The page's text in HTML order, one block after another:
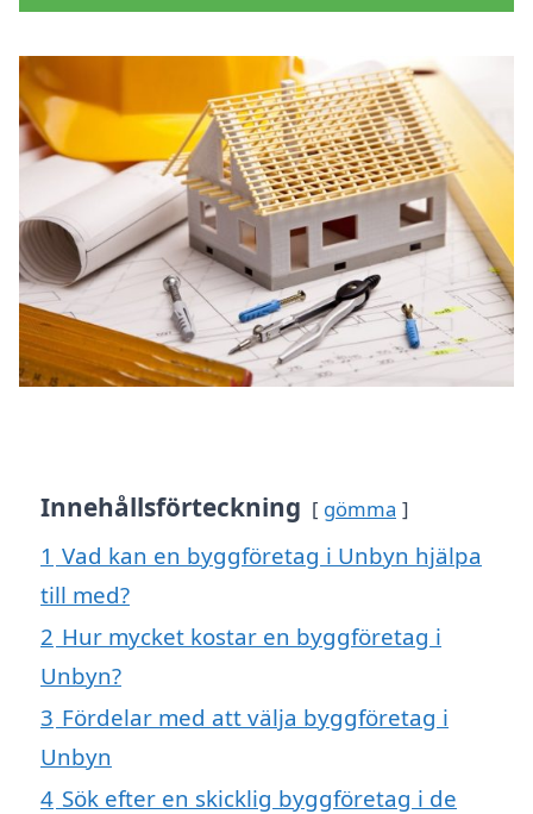
Innehållsförteckning gömma
1 Vad kan en byggföretag i Unbyn hjälpa
till med?
2 Hur mycket kostar en byggföretag i
Unbyn?
3 Fördelar med att välja byggföretag i
Unbyn
4 Sök efter en skicklig byggföretag i de